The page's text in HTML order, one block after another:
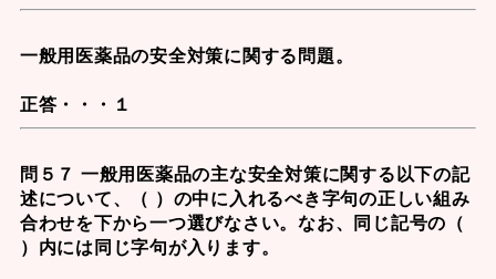
一般用医薬品の安全対策に関する問題。
正答・・・１
問５７ 一般用医薬品の主な安全対策に関する以下の記
述について、（ ）の中に入れるべき字句の正しい組み
合わせを下から一つ選びなさい。なお、同じ記号の（
）内には同じ字句が入ります。